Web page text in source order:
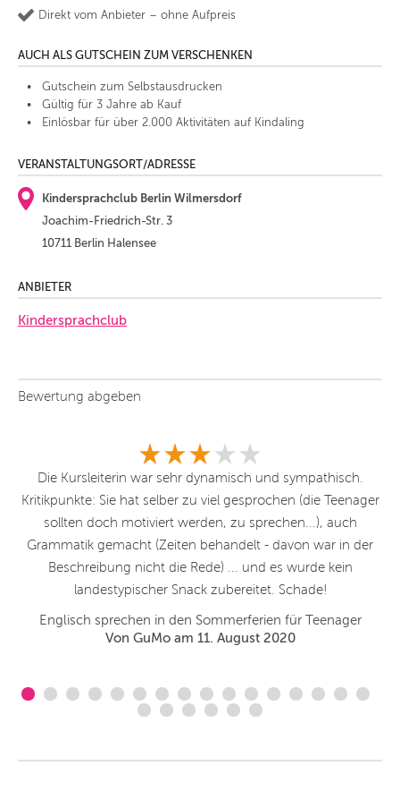
Direkt vom Anbieter – ohne Aufpreis
AUCH ALS GUTSCHEIN ZUM VERSCHENKEN
Gutschein zum Selbstausdrucken
Gültig für 3 Jahre ab Kauf
Einlösbar für über 2.000 Aktivitäten auf Kindaling
VERANSTALTUNGSORT/ADRESSE
Kindersprachclub Berlin Wilmersdorf
Joachim-Friedrich-Str. 3
10711 Berlin Halensee
ANBIETER
Kindersprachclub
Bewertung abgeben
Die Kursleiterin war sehr dynamisch und sympathisch.
Kritikpunkte: Sie hat selber zu viel gesprochen (die Teenager
sollten doch motiviert werden, zu sprechen...), auch
Grammatik gemacht (Zeiten behandelt - davon war in der
Beschreibung nicht die Rede) ... und es wurde kein
landestypischer Snack zubereitet. Schade!
Englisch sprechen in den Sommerferien für Teenager
Von GuMo am 11. August 2020